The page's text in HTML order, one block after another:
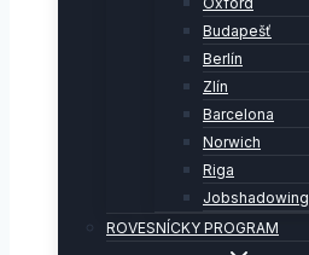
Budapešť
Berlín
Zlín
Barcelona
Norwich
Riga
Jobshadowing
ROVESNÍCKY PROGRAM